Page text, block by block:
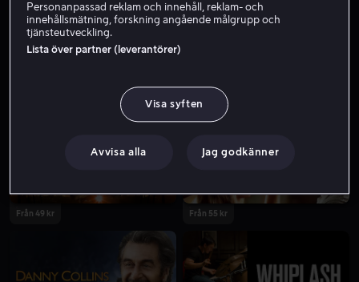
Från 49 kr Från 55 kr
Personanpassad reklam och innehåll, reklam- och
innehållsmätning, forskning angående målgrupp och
tjänsteutveckling.
Lista över partner (leverantörer)
Visa syften
Avvisa alla Jag godkänner